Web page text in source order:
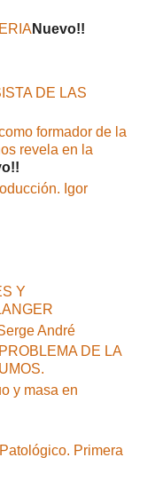
Nuevo!!
DE LAS
formador de la
revela en la
Igor
Y
André
DE LA
y masa en
Primera